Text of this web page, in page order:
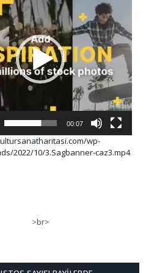
00:07
wp-
2022/10/3.Sagbanner-caz3.mp4
>br>